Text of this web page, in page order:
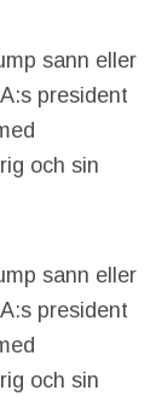
sann eller
president
och sin
sann eller
president
och sin